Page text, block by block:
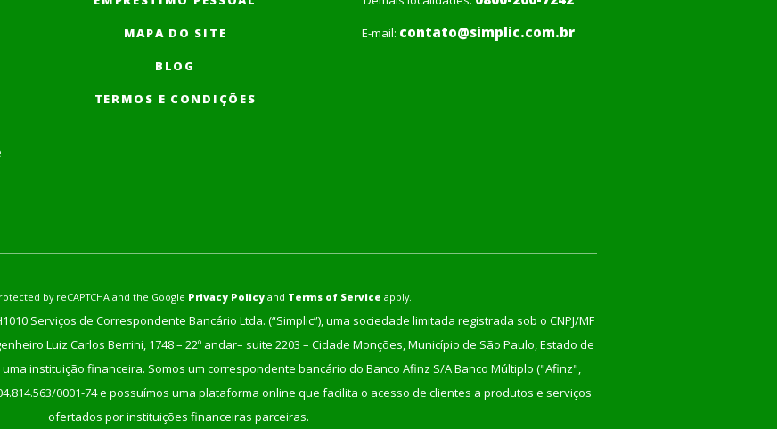
MAPA DO SITE
BLOG
TERMOS E CONDIÇÕES
E-mail: contato@simplic.com.br
by reCAPTCHA and the Google Privacy Policy and Terms of Service apply.
Serviços de Correspondente Bancário Ltda. (“Simplic”), uma sociedade limitada registrada sob o CNPJ/MF
Luiz Carlos Berrini, 1748 – 22º andar– suite 2203 – Cidade Monções, Município de São Paulo, Estado de
uma instituição financeira. Somos um correspondente bancário do Banco Afinz S/A Banco Múltiplo ("Afinz",
0001-74 e possuímos uma plataforma online que facilita o acesso de clientes a produtos e serviços
ofertados por instituições financeiras parceiras.